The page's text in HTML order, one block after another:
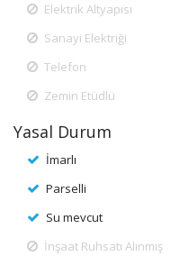
Elektrik Altyapısı
Sanayi Elektriği
Telefon
Zemin Etüdlü
Yasal Durum
İmarlı
Parselli
Su mevcut
İnşaat Ruhsatı Alınmış